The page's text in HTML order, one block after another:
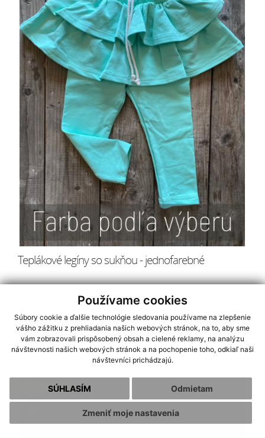
Používame cookies
Súbory cookie a ďalšie technológie sledovania používame na zlepšenie
vášho zážitku z prehliadania našich webových stránok, na to, aby sme
vám zobrazovali prispôsobený obsah a cielené reklamy, na analýzu
návštevnosti našich webových stránok a na pochopenie toho, odkiaľ naši
návštevníci prichádzajú.
SÚHLASÍM Odmietam
Zmeniť moje nastavenia
Teplákové legíny so sukňou - jednofarebné
Kúpiť
25.90 € - 31.90 €
NA OBJEDNÁVKU